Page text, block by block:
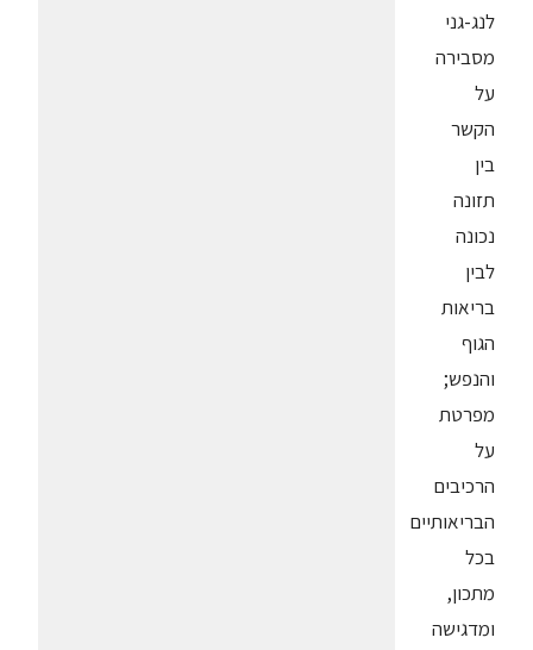
לנג-גני
מסבירה
על
הקשר
בין
תזונה
נכונה
לבין
בריאות
הגוף
והנפש;
מפרטת
על
הרכיבים
הבריאותיים
בכל
מתכון,
ומדגישה